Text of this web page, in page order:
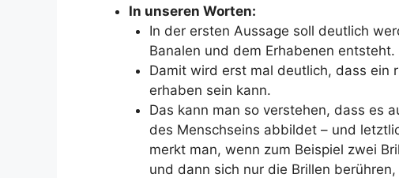
In unseren Worten:
In der ersten Aussage soll deutlich
Banalen und dem Erhabenen entsteht.
Damit wird erst mal deutlich, dass ein
erhaben sein kann.
Das kann man so verstehen, dass es
des Menschseins abbildet – und
merkt man, wenn zum Beispiel zwei
und dann sich nur die Brillen